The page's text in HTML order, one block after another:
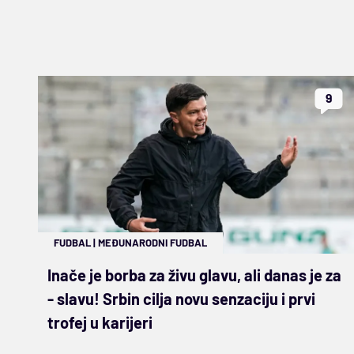
9
FUDBAL|MEĐUNARODNI FUDBAL
Inače je borba za živu glavu, ali danas je za
- slavu! Srbin cilja novu senzaciju i prvi
trofej u karijeri